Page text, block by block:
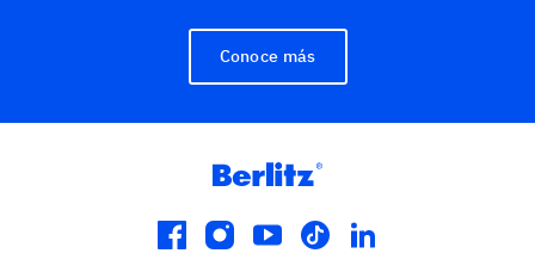
Conoce más
facebook
instagram
youtube
tiktoklinkedin